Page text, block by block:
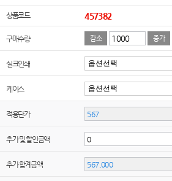
상품코드 457382
구매수량 감소 증가
실크인쇄
케이스
적용단가
추가 및 할인금액
추가 합계금액